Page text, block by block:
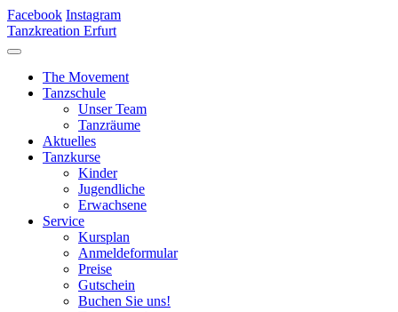
Facebook Instagram
Tanzkreation Erfurt
The Movement
Tanzschule
Unser Team
Tanzräume
Aktuelles
Tanzkurse
Kinder
Jugendliche
Erwachsene
Service
Kursplan
Anmeldeformular
Preise
Gutschein
Buchen Sie uns!